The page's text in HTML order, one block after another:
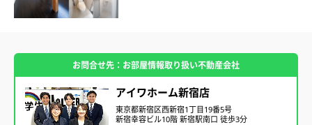
お問合せ先：お部屋情報取り扱い不動産会社
アイワホーム新宿店
東京都新宿区西新宿1丁目19番5号
新宿幸容ビル10階 新宿駅南口 徒歩3分